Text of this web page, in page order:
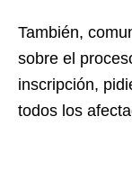
También,
sobre el
inscripción,
todos los